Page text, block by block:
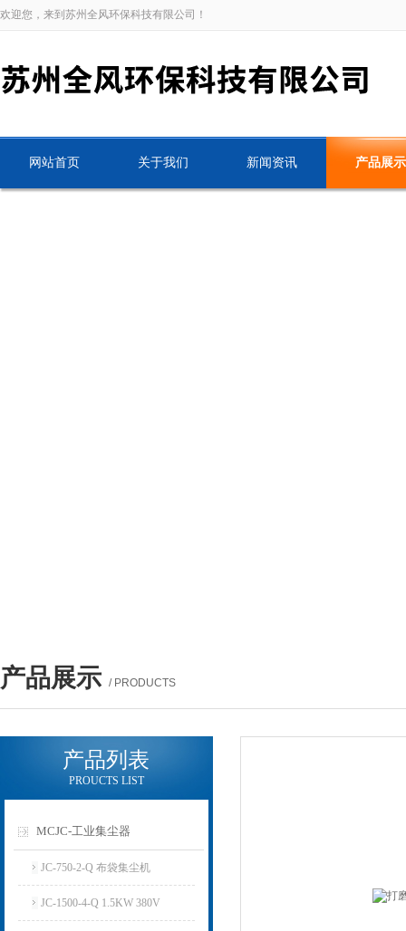
欢迎您，来到苏州全风环保科技有限公司！
网站首页 关于我们 新闻资讯 产品展示
产品展示 / PRODUCTS
产品列表
PROUCTS LIST
MCJC-工业集尘器
JC-750-2-Q 布袋集尘机
JC-1500-4-Q 1.5KW 380V